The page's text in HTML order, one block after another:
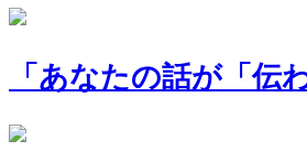
「あなたの話が「伝